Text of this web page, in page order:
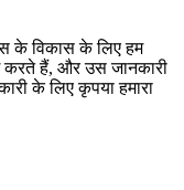
के विकास के लिए हम
करते हैं, और उस जानकारी
के लिए कृपया हमारा